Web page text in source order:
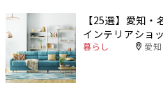
【25選】愛知
インテリアショ
暮らし 愛知